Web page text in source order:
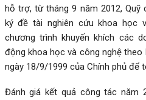
hỗ trợ, từ tháng 9 năm 2012,
ký đề tài nghiên cứu khoa học
chương trình khuyến khích các
động khoa học và công nghệ
ngày 18/9/1999 của Chính phủ để
Đánh giá kết quả công tác năm